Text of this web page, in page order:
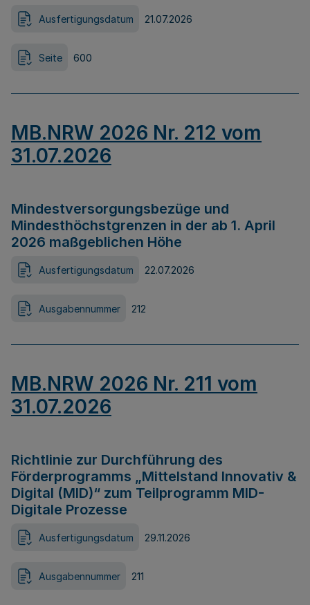
Ausfertigungsdatum 21.07.2026
Seite 600
MB.NRW 2026 Nr. 212 vom
31.07.2026
Mindestversorgungsbezüge und
Mindesthöchstgrenzen in der ab 1. April
2026 maßgeblichen Höhe
Ausfertigungsdatum 22.07.2026
Ausgabennummer 212
MB.NRW 2026 Nr. 211 vom
31.07.2026
Richtlinie zur Durchführung des
Förderprogramms „Mittelstand Innovativ &
Digital (MID)“ zum Teilprogramm MID-
Digitale Prozesse
Ausfertigungsdatum 29.11.2026
Ausgabennummer 211